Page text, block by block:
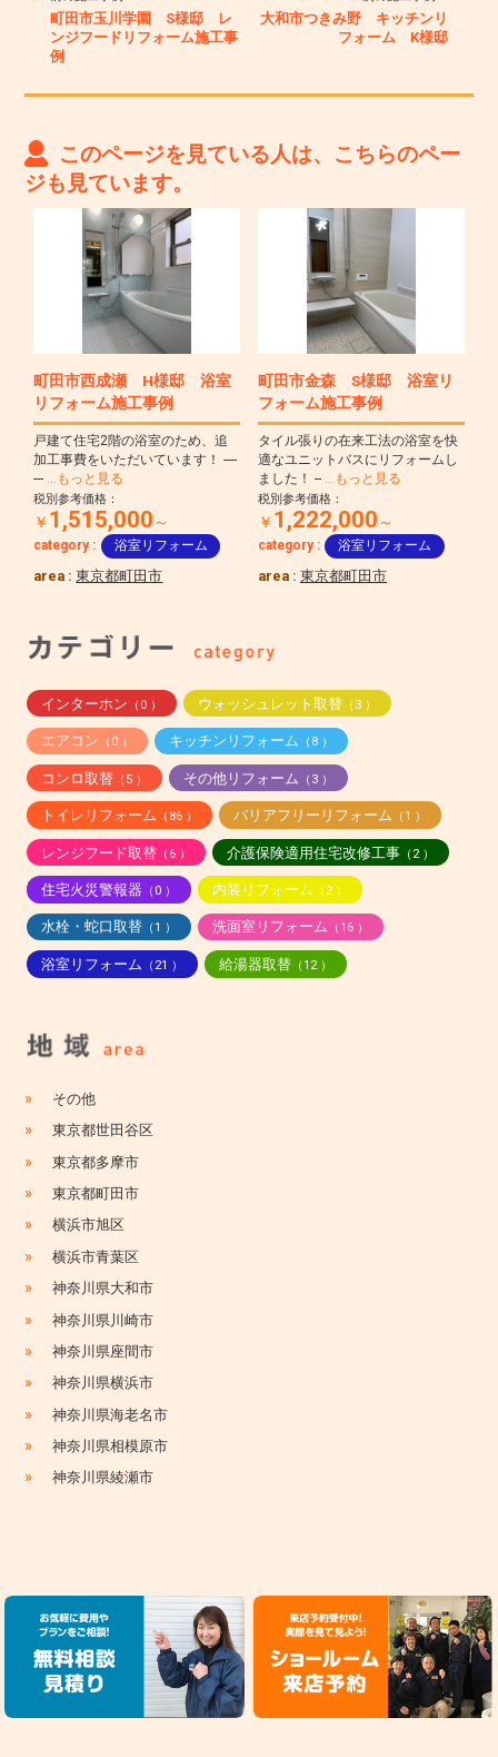
町田市玉川学園 S様邸 レ
ンジフードリフォーム施工事
例
大和市つきみ野 キッチンリ
フォーム K様邸
このページを見ている人は、こちらのペー
ジも見ています。
町田市西成瀬 H様邸 浴室
リフォーム施工事例
戸建て住宅2階の浴室のため、追
加工事費をいただいています！ ----
---
…もっと見る
税別参考価格：
￥ 1,515,000 ～
category : 浴室リフォーム
area :東京都町田市
町田市金森 S様邸 浴室リ
フォーム施工事例
タイル張りの在来工法の浴室を快
適なユニットバスにリフォームし
ました！ --
…もっと見る
税別参考価格：
￥ 1,222,000 ～
category : 浴室リフォーム
area :東京都町田市
インターホン （0 ） ウォッシュレット取替（3 ）
エアコン （0 ） キッチンリフォーム （8 ）
コンロ取替（5 ） その他リフォーム （3 ）
トイレリフォーム （86 ） バリアフリーリフォーム （1 ）
レンジフード取替（6 ） 介護保険適用住宅改修工事（2 ）
住宅火災警報器 （0 ） 内装リフォーム （2 ）
水栓・蛇口取替（1 ） 洗面室リフォーム （16 ）
浴室リフォーム （21 ） 給湯器取替（12 ）
» その他
» 東京都世田谷区
» 東京都多摩市
» 東京都町田市
» 横浜市旭区
» 横浜市青葉区
» 神奈川県大和市
» 神奈川県川崎市
» 神奈川県座間市
» 神奈川県横浜市
» 神奈川県海老名市
» 神奈川県相模原市
» 神奈川県綾瀬市